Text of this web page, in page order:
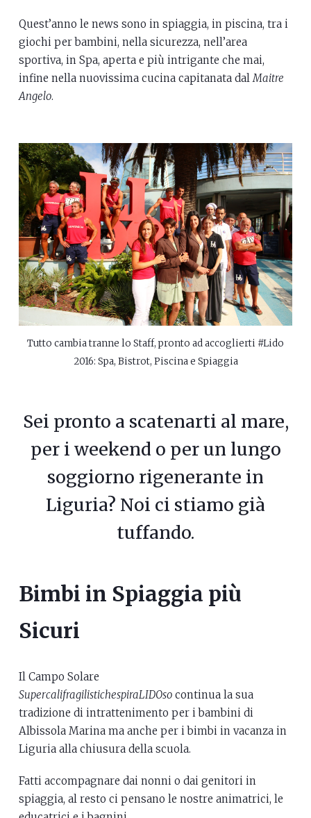
Quest’anno le news sono in spiaggia, in piscina, tra i
giochi per bambini, nella sicurezza, nell’area
sportiva, in Spa, aperta e più intrigante che mai,
infine nella nuovissima cucina capitanata dalMaitre
Angelo.
Tutto cambia tranne lo Staff, pronto ad accoglierti #Lido
2016: Spa, Bistrot, Piscina e Spiaggia
Sei pronto a scatenarti al mare,
per i weekend o per un lungo
soggiorno rigenerante in
Liguria? Noi ci stiamo già
tuffando.
Bimbi in Spiaggia più
Sicuri
Il Campo Solare
SupercalifragilistichespiraLIDOsocontinua la sua
tradizione di intrattenimento per i bambini di
Albissola Marina ma anche per i bimbi in vacanza in
Liguria alla chiusura della scuola.
Fatti accompagnare dai nonni o dai genitori in
spiaggia, al resto ci pensano le nostre animatrici, le